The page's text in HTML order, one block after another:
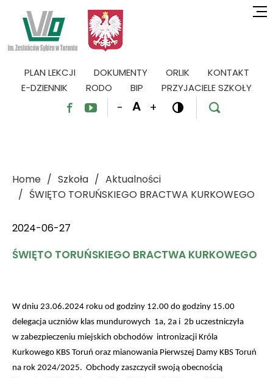
PLAN LEKCJI DOKUMENTY ORLIK
KONTAKT
E-DZIENNIK
RODO BIP PRZYJACIELE SZKOŁY
  - A +  
Home Szkoła
Aktualności
ŚWIĘTO TORUŃSKIEGO BRACTWA KURKOWEGO
2024-06-27
ŚWIĘTO TORUŃSKIEGO BRACTWA KURKOWEGO
W dniu 23.06.2024 roku od godziny 12.00 do godziny 15.00
delegacja uczniów klas mundurowych 1a, 2a i 2b uczestniczyła
w zabezpieczeniu miejskich obchodów intronizacji Króla
Kurkowego KBS Toruń oraz mianowania Pierwszej Damy KBS Toruń
na rok 2024/2025. Obchody zaszczycił swoją obecnością